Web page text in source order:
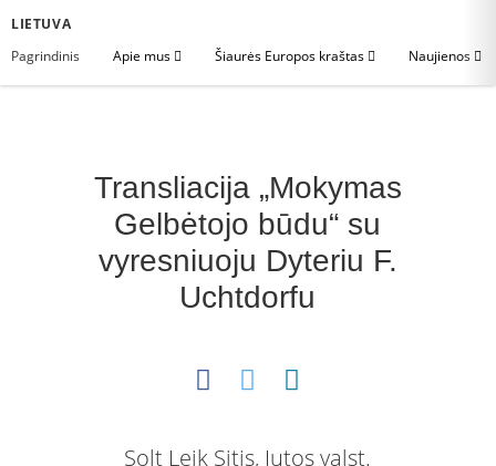
LIETUVA
Pagrindinis
Apie mus Šiaurės Europos kraštas Naujienos
Transliacija „Mokymas
Gelbėtojo būdu“ su
vyresniuoju Dyteriu F.
Uchtdorfu
Solt Leik Sitis, Jutos valst.